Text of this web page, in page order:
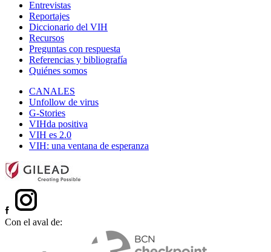
Entrevistas
Reportajes
Diccionario del VIH
Recursos
Preguntas con respuesta
Referencias y bibliografía
Quiénes somos
CANALES
Unfollow de virus
G-Stories
VIHda positiva
VIH es 2.0
VIH: una ventana de esperanza
Con el aval de: